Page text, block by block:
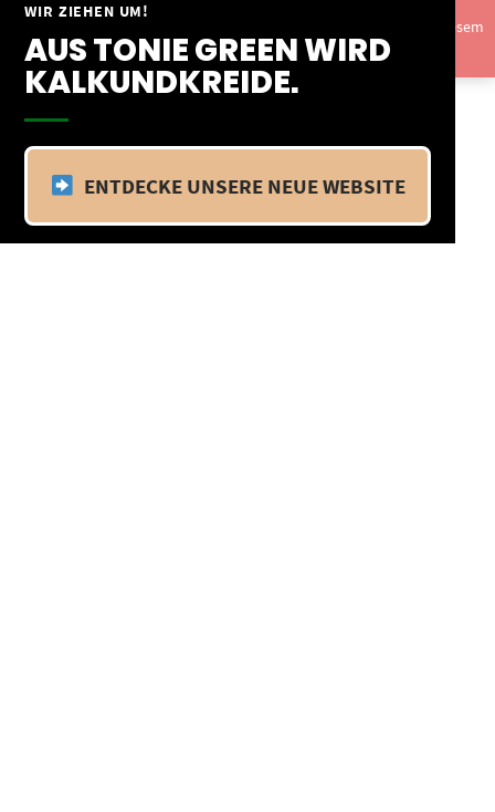
WIR ZIEHEN UM!
AUS TONIE GREEN WIRD
KALKUNDKREIDE.
ENTDECKE UNSERE NEUE WEBSITE
Springe
Inhalt
Vom 09.04.25 - 20.04.25 befinden wir uns im Betriebsurlaub. In diesem
Zeitraum findet kein Versand statt.Ausblenden